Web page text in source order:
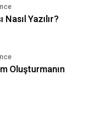
Yazılır?
Oluşturmanın